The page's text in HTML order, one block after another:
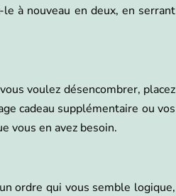
à nouveau en deux, en serrant
voulez désencombrer, placez
cadeau supplémentaire ou vos
vous en avez besoin.
ordre qui vous semble logique,